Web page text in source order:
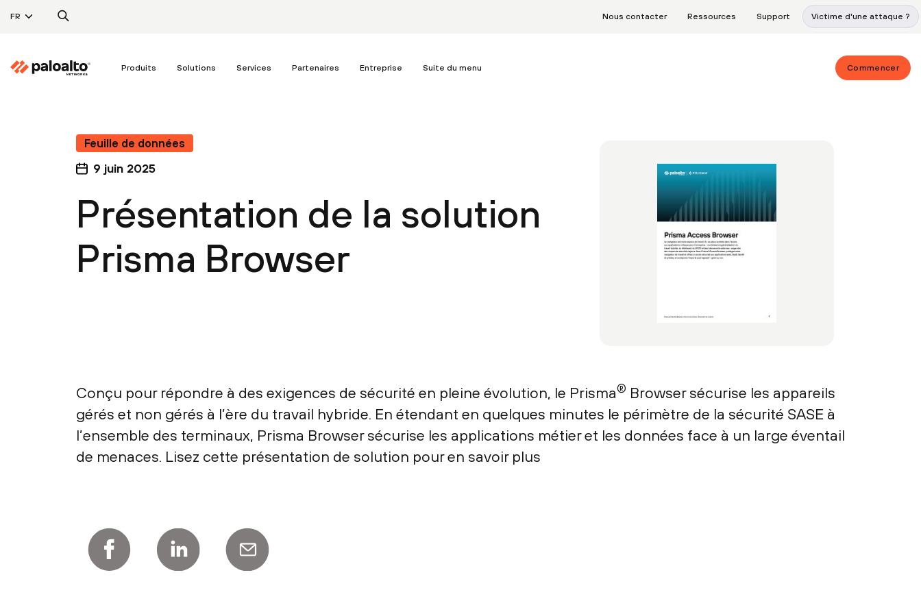
FR Nous contacter Ressources Support Victime d'une attaque ?
Produits Solutions Services Partenaires Entreprise Suite du menu Commencer
Feuille de données
9 juin 2025
Présentation de la solution
Prisma Browser
Conçu pour répondre à des exigences de sécurité en pleine évolution, le Prisma® Browser sécurise les appareils
gérés et non gérés à l’ère du travail hybride. En étendant en quelques minutes le périmètre de la sécurité SASE à
l’ensemble des terminaux, Prisma Browser sécurise les applications métier et les données face à un large éventail
de menaces. Lisez cette présentation de solution pour en savoir plus